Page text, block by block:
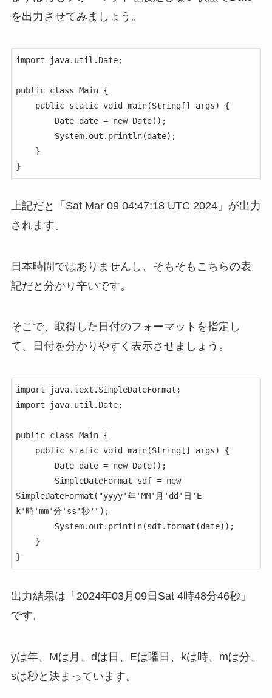
を出力させてみましょう。
import java.util.Date;
public class Main {
}
上記だと「Sat Mar 09 04:47:18 UTC 2024」が出力
されます。
日本時間ではありませんし、そもそもこちらの表
記だと分かり辛いです。
そこで、取得した日付のフォーマットを指定し
て、日付を分かりやすく表示させましょう。
import java.text.SimpleDateFormat;
import java.util.Date;
public class Main {
SimpleDateFormat("yyyy'年'MM'月'dd'日'E
k'時'mm'分'ss'秒'");
}
出力結果は「2024年03月09日Sat 4時48分46秒」
です。
yは年、Mは月、dは日、Eは曜日、kは時、mは分、
sは秒と決まっています。